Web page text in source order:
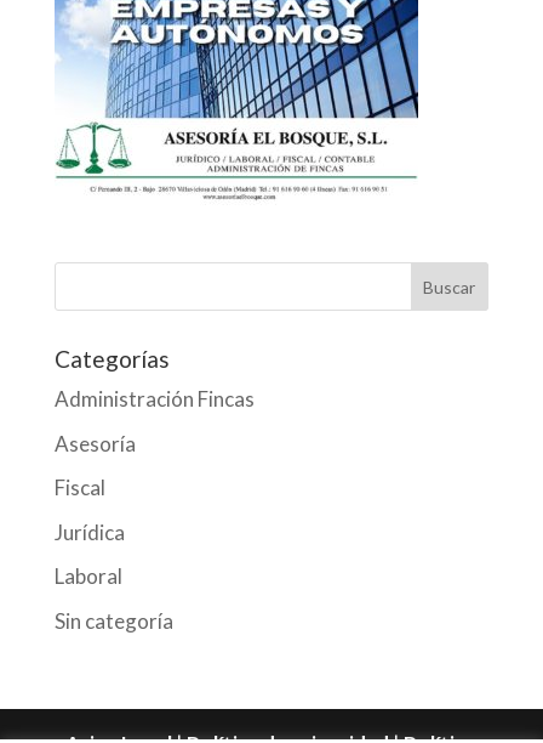
Categorías
Administración Fincas
Asesoría
Fiscal
Jurídica
Laboral
Sin categoría